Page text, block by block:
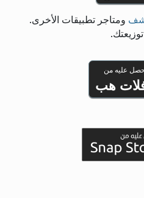
ومتاجر تطبيقات الأخرى.
عليه من
هب